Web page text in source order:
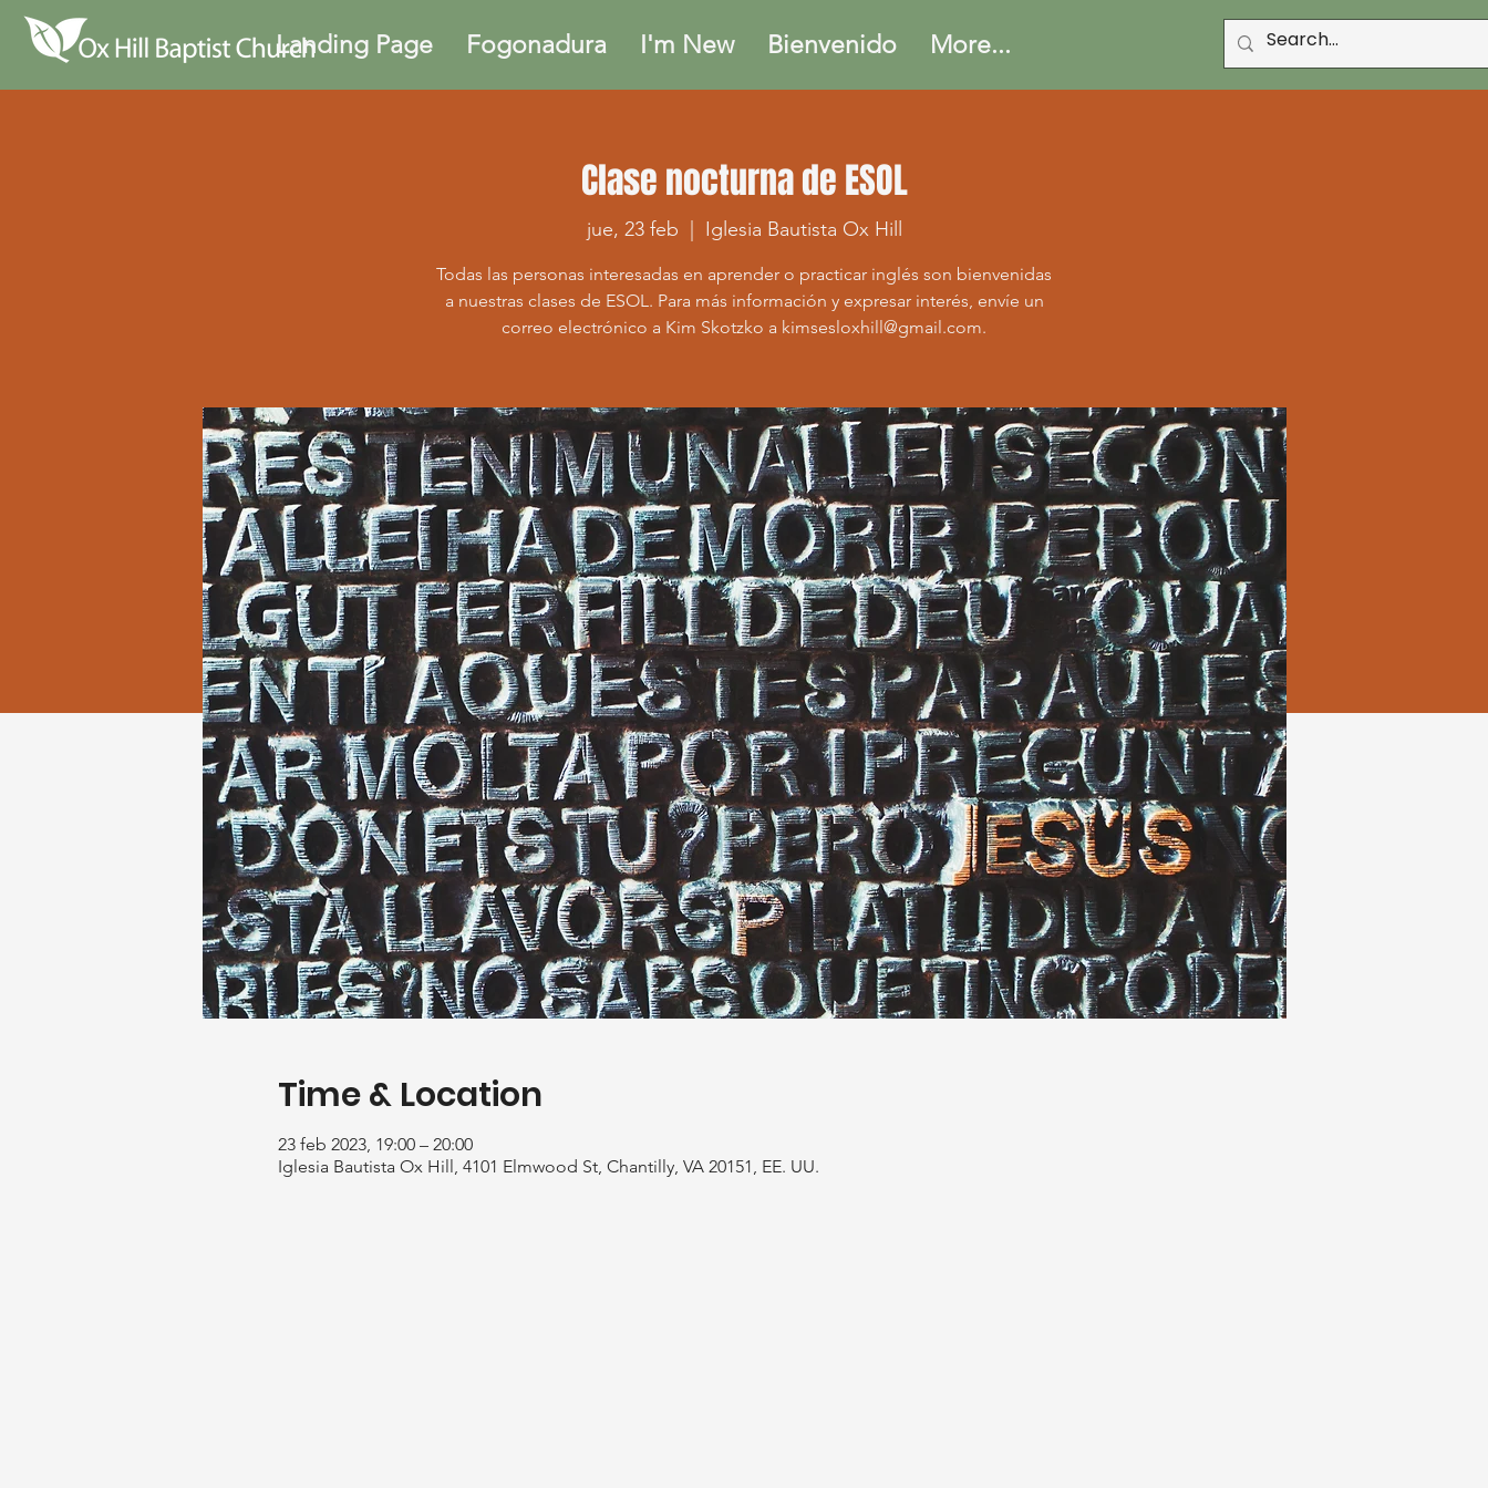
Landing Page Fogonadura I'm New Bienvenido More...
Clase nocturna de ESOL
jue, 23 feb Iglesia Bautista Ox Hill
Todas las personas interesadas en aprender o practicar inglés son bienvenidas
a nuestras clases de ESOL. Para más información y expresar interés, envíe un
correo electrónico a Kim Skotzko a kimsesloxhill@gmail.com.
Time & Location
23 feb 2023, 19:00 – 20:00
Iglesia Bautista Ox Hill, 4101 Elmwood St, Chantilly, VA 20151, EE. UU.